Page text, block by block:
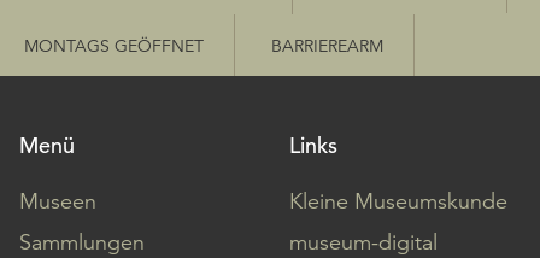
MONTAGS GEÖFFNET BARRIEREARM
Menü
Museen
Sammlungen
Links
Kleine Museumskunde
museum-digital